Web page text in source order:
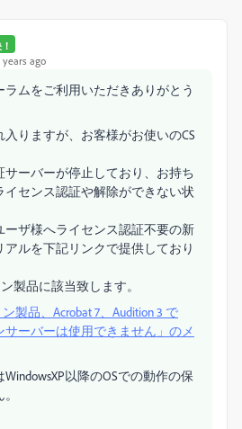
years ago
ムをご利用いただきありがとう
りますが、お客様がお使いのCS
ーバーが停止しており、お持ち
センス認証や解除ができない状
ーザ様へライセンス認証不要の新
ルを下記リンクで提供しており
製品に該当致します。
製品、Acrobat 7、Audition 3 で
サーバーは使用できません」のメ
以降のOSでの動作の保